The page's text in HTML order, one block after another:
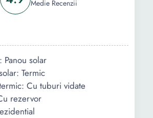
Medie Recenzii
solar
Termic
Cu tuburi vidate
rezervor